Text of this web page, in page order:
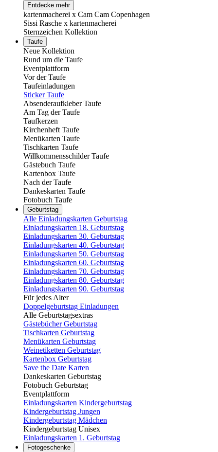
Entdecke mehr
kartenmacherei x Cam Cam Copenhagen
Sissi Rasche x kartenmacherei
Sternzeichen Kollektion
Taufe
Neue Kollektion
Rund um die Taufe
Eventplattform
Vor der Taufe
Taufeinladungen
Sticker Taufe
Absenderaufkleber Taufe
Am Tag der Taufe
Taufkerzen
Kirchenheft Taufe
Menükarten Taufe
Tischkarten Taufe
Willkommensschilder Taufe
Gästebuch Taufe
Kartenbox Taufe
Nach der Taufe
Dankeskarten Taufe
Fotobuch Taufe
Geburtstag
Alle Einladungskarten Geburtstag
Einladungskarten 18. Geburtstag
Einladungskarten 30. Geburtstag
Einladungskarten 40. Geburtstag
Einladungskarten 50. Geburtstag
Einladungskarten 60. Geburtstag
Einladungskarten 70. Geburtstag
Einladungskarten 80. Geburtstag
Einladungskarten 90. Geburtstag
Für jedes Alter
Doppelgeburtstag Einladungen
Alle Geburtstagsextras
Gästebücher Geburtstag
Tischkarten Geburtstag
Menükarten Geburtstag
Weinetiketten Geburtstag
Kartenbox Geburtstag
Save the Date Karten
Dankeskarten Geburtstag
Fotobuch Geburtstag
Eventplattform
Einladungskarten Kindergeburtstag
Kindergeburtstag Jungen
Kindergeburtstag Mädchen
Kindergeburtstag Unisex
Einladungskarten 1. Geburtstag
Fotogeschenke